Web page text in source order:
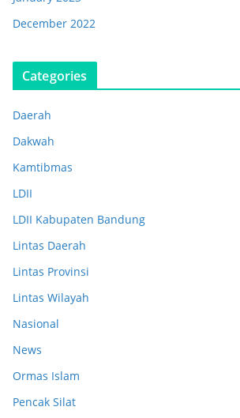
December 2022
Categories
Daerah
Dakwah
Kamtibmas
LDII
LDII Kabupaten Bandung
Lintas Daerah
Lintas Provinsi
Lintas Wilayah
Nasional
News
Ormas Islam
Pencak Silat